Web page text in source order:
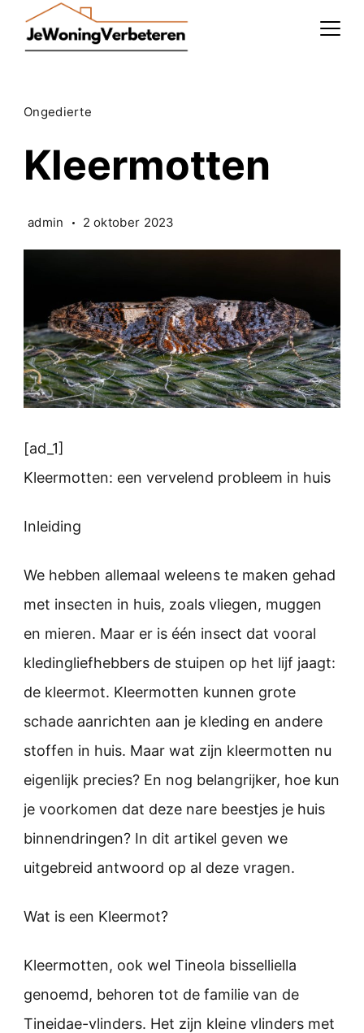
Ongedierte
Kleermotten
admin 2 oktober 2023
[ad_1]
Kleermotten: een vervelend probleem in huis
Inleiding
We hebben allemaal weleens te maken gehad
met insecten in huis, zoals vliegen, muggen
en mieren. Maar er is één insect dat vooral
kledingliefhebbers de stuipen op het lijf jaagt:
de kleermot. Kleermotten kunnen grote
schade aanrichten aan je kleding en andere
stoffen in huis. Maar wat zijn kleermotten nu
eigenlijk precies? En nog belangrijker, hoe kun
je voorkomen dat deze nare beestjes je huis
binnendringen? In dit artikel geven we
uitgebreid antwoord op al deze vragen.
Wat is een Kleermot?
Kleermotten, ook wel Tineola bisselliella
genoemd, behoren tot de familie van de
Tineidae-vlinders. Het zijn kleine vlinders met